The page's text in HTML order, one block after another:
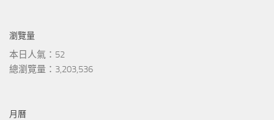
瀏覽量
本日人氣：52
總瀏覽量：3,203,536
月曆